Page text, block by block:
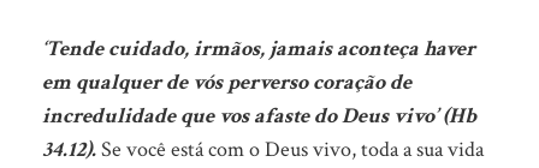
‘Tende cuidado, irmãos, jamais aconteça haver
em qualquer de vós perverso coração de
incredulidade que vos afaste do Deus vivo’ (Hb
34.12).Se você está com o Deus vivo, toda a sua vida